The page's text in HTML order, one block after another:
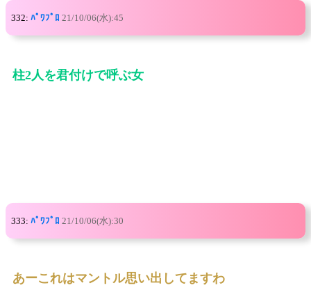
332: ﾊﾟﾜﾌﾟﾛ 21/10/06(水):45
柱2人を君付けで呼ぶ女
333: ﾊﾟﾜﾌﾟﾛ 21/10/06(水):30
あーこれはマントル思い出してますわ